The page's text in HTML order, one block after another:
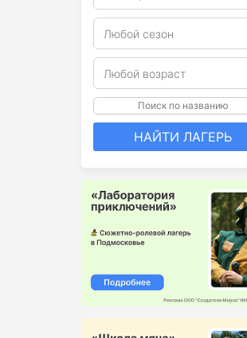
Поиск по названию
НАЙТИ ЛАГЕРЬ